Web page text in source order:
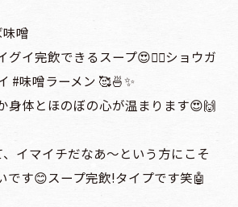
噌
グイ完飲できるスープ😍✌🏻ショウガ
#味噌ラーメン 🥰🍜✨
身体とほのぼの心が温まります😍🙌
イマイチだなあ〜という方にこそ
です😊スープ完飲!タイプです笑🤖